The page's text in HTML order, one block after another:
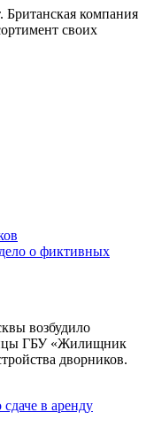
Британская компания
своих
о фиктивных
возбудило
ГБУ «Жилищник
дворников.